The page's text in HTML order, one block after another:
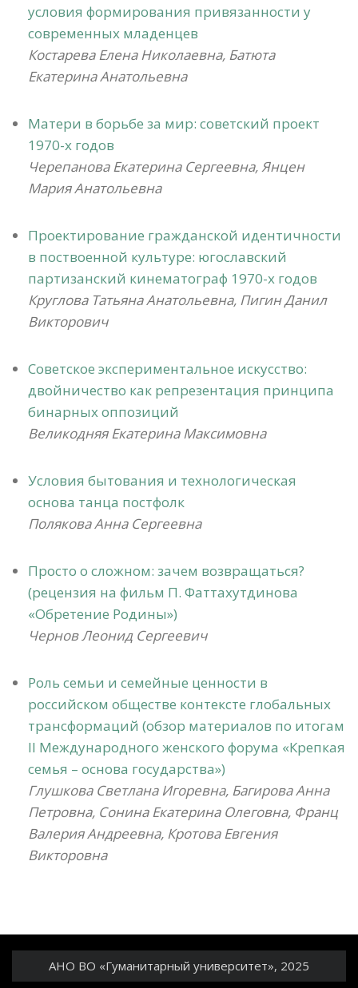
условия формирования привязанности у
современных младенцев
Костарева Елена Николаевна, Батюта
Екатерина Анатольевна
Матери в борьбе за мир: советский проект
1970-х годов
Черепанова Екатерина Сергеевна, Янцен
Мария Анатольевна
Проектирование гражданской идентичности
в поствоенной культуре: югославский
партизанский кинематограф 1970-х годов
Круглова Татьяна Анатольевна, Пигин Данил
Викторович
Советское экспериментальное искусство:
двойничество как репрезентация принципа
бинарных оппозиций
Великодняя Екатерина Максимовна
Условия бытования и технологическая
основа танца постфолк
Полякова Анна Сергеевна
Просто о сложном: зачем возвращаться?
(рецензия на фильм П. Фаттахутдинова
«Обретение Родины»)
Чернов Леонид Сергеевич
Роль семьи и семейные ценности в
российском обществе контексте глобальных
трансформаций (обзор материалов по итогам
II Международного женского форума «Крепкая
семья – основа государства»)
Глушкова Светлана Игоревна, Багирова Анна
Петровна, Сонина Екатерина Олеговна, Франц
Валерия Андреевна, Кротова Евгения
Викторовна
АНО ВО «Гуманитарный университет», 2025